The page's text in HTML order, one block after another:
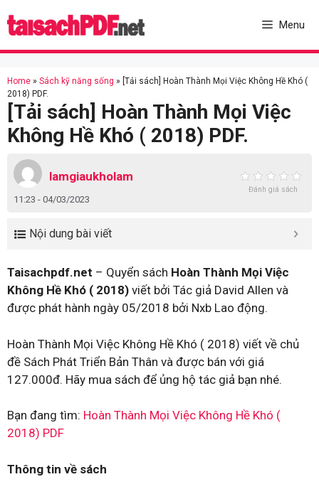
to
Menu
Home » Sách kỹ năng sống » [Tải sách] Hoàn Thành Mọi Việc Không Hề Khó (
2018) PDF.
[Tải sách] Hoàn Thành Mọi Việc
Không Hề Khó ( 2018) PDF.
lamgiaukholam
11:23 - 04/03/2023
Đánh giá sách
Nội dung bài viết
Taisachpdf.net – Quyển sách Hoàn Thành Mọi Việc
Không Hề Khó ( 2018) viết bởi Tác giả David Allen và
được phát hành ngày 05/2018 bởi Nxb Lao động.
Hoàn Thành Mọi Việc Không Hề Khó ( 2018) viết về chủ
đề Sách Phát Triển Bản Thân và được bán với giá
127.000đ. Hãy mua sách để ủng hộ tác giả bạn nhé.
Bạn đang tìm: Hoàn Thành Mọi Việc Không Hề Khó (
2018) PDF
Thông tin về sách